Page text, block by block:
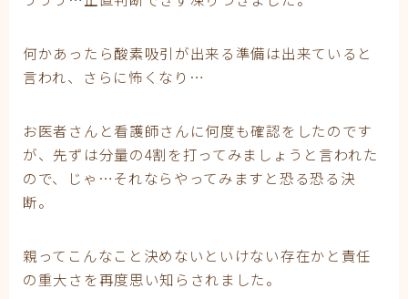
何かあったら酸素吸引が出来る準備は出来ていると
言われ、さらに怖くなり…
お医者さんと看護師さんに何度も確認をしたのです
が、先ずは分量の4割を打ってみましょうと言われた
ので、じゃ…それならやってみますと恐る恐る決
断。
親ってこんなこと決めないといけない存在かと責任
の重大さを再度思い知らされました。